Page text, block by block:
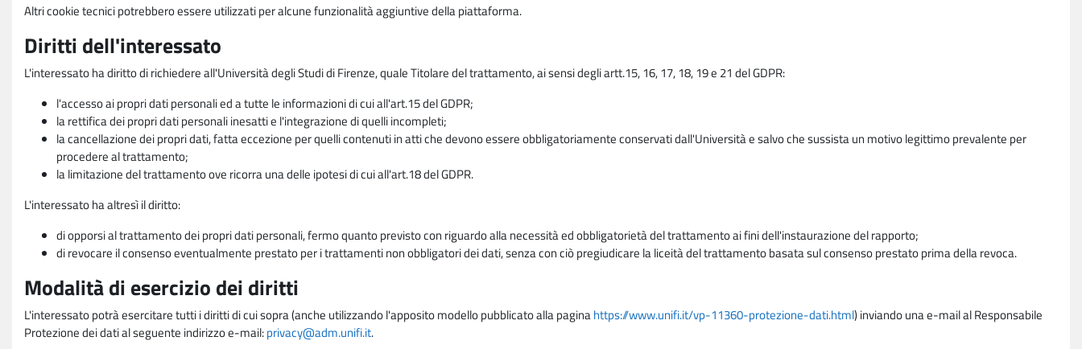
Altri cookie tecnici potrebbero essere utilizzati per alcune funzionalità aggiuntive della piattaforma.
Diritti dell'interessato
L'interessato ha diritto di richiedere all'Università degli Studi di Firenze, quale Titolare del trattamento, ai sensi degli artt.15, 16, 17, 18, 19 e 21 del GDPR:
l'accesso ai propri dati personali ed a tutte le informazioni di cui all'art.15 del GDPR;
la rettifica dei propri dati personali inesatti e l'integrazione di quelli incompleti;
la cancellazione dei propri dati, fatta eccezione per quelli contenuti in atti che devono essere obbligatoriamente conservati dall'Università e salvo che sussista un motivo legittimo prevalente per
procedere al trattamento;
la limitazione del trattamento ove ricorra una delle ipotesi di cui all'art.18 del GDPR.
L'interessato ha altresì il diritto:
di opporsi al trattamento dei propri dati personali, fermo quanto previsto con riguardo alla necessità ed obbligatorietà del trattamento ai fini dell'instaurazione del rapporto;
di revocare il consenso eventualmente prestato per i trattamenti non obbligatori dei dati, senza con ciò pregiudicare la liceità del trattamento basata sul consenso prestato prima della revoca.
Modalità di esercizio dei diritti
L'interessato potrà esercitare tutti i diritti di cui sopra (anche utilizzando l'apposito modello pubblicato alla paginahttps://www.unifi.it/vp-11360-protezione-dati.html) inviando una e-mail al Responsabile
Protezione dei dati al seguente indirizzo e-mail:privacy@adm.unifi.it.